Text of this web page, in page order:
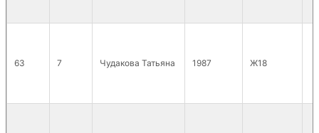
63 7 Чудакова Татьяна 1987 Ж18